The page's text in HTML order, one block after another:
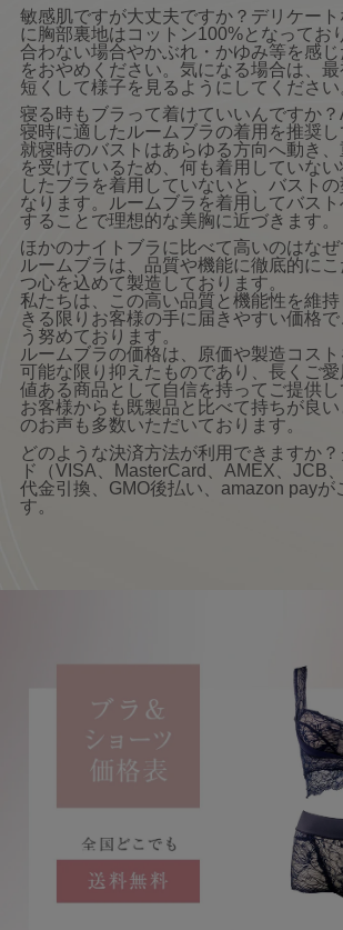
敏感肌ですが大丈夫ですか？デリケー
に胸部裏地はコットン100%となってお
合わない場合やかぶれ・かゆみ等を感
をおやめください。気になる場合は、
短くして様子を見るようにしてください
寝る時もブラって着けていいんですか
寝時に適したルームブラの着用を推奨し
就寝時のバストはあらゆる方向へ動き
を受けているため、何も着用していな
したブラを着用していないと、バスト
なります。ルームブラを着用してバス
することで理想的な美胸に近づきます。
ほかのナイトブラに比べて高いのはな
ルームブラは、品質や機能に徹底的に
つ心を込めて製造しております。
私たちは、この高い品質と機能性を維
きる限りお客様の手に届きやすい価格
う努めております。
ルームブラの価格は、原価や製造コス
可能な限り抑えたものであり、長くご
値ある商品として自信を持ってご提供し
お客様からも既製品と比べて持ちが良
のお声も多数いただいております。
どのような決済方法が利用できますか
ド（VISA、MasterCard、AMEX、JCB
代金引換、GMO後払い、amazon payが
す。